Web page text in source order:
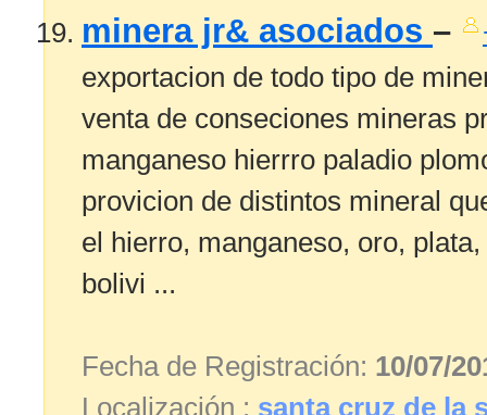
minera jr& asociados –
exportacion de todo tipo de
venta de conseciones mineras
manganeso hierrro paladio
provicion de distintos mineral
el hierro, manganeso, oro,
bolivi ...
Fecha de Registración: 10/07/
Localización : santa cruz de la